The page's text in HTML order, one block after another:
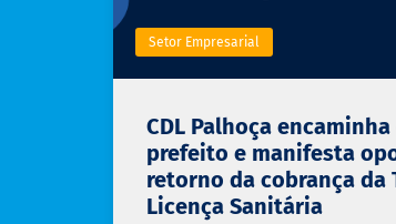
Setor Empresarial
CDL Palhoça
prefeito e manifesta
retorno da cobrança da
Licença Sanitária